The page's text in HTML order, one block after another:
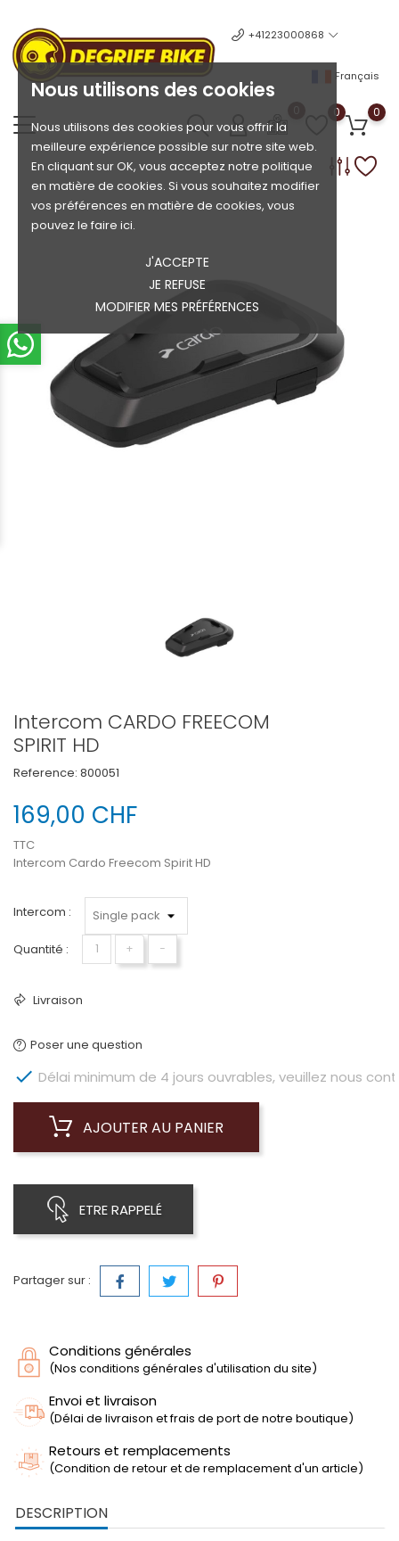
Nous utilisons des cookies
Nous utilisons des cookies pour vous offrir la
meilleure expérience possible sur notre site web.
En cliquant sur OK, vous acceptez notre politique
en matière de cookies. Si vous souhaitez modifier
vos préférences en matière de cookies, vous
pouvez le faire ici.
J'ACCEPTE
JE REFUSE
MODIFIER MES PRÉFÉRENCES
+41223000868
Français
0 0
Intercom CARDO FREECOM
SPIRIT HD
Reference: 800051
169,00 CHF
TTC
Intercom Cardo Freecom Spirit HD
Intercom :
Quantité : + −
Livraison
Poser une question
 Délai minimum de 4 jours ouvrables, veuillez nous
AJOUTER AU PANIER
ETRE RAPPELÉ
Partager sur :
Conditions générales
(Nos conditions générales d'utilisation du site)
Envoi et livraison
(Délai de livraison et frais de port de notre boutique)
Retours et remplacements
(Condition de retour et de remplacement d'un article)
DESCRIPTION